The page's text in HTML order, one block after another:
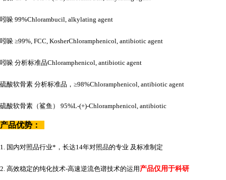
吲哚 99%Chlorambucil, alkylating agent
吲哚 ≥99%, FCC, KosherChloramphenicol, antibiotic agent
吲哚 分析标准品Chloramphenicol, antibiotic agent
硫酸软骨素 分析标准品， ≥98%Chloramphenicol, antibiotic agent
硫酸软骨素（鲨鱼） 95%L-(+)-Chloramphenicol, antibiotic
产品优势：
1. 国内对照品行业*，长达14年对照品的专业 及标准制定
2. 高效稳定的纯化技术-高速逆流色谱技术的运用 产品仅用于科研